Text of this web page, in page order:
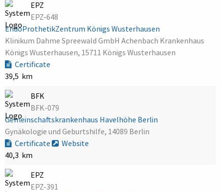
EPZ
EPZ-648
EndoProthetikZentrum Königs Wusterhausen
Klinikum Dahme Spreewald GmbH Achenbach Krankenhaus
Königs Wusterhausen, 15711 Königs Wusterhausen
Certificate
39,5 km
BFK
BFK-079
Gemeinschaftskrankenhaus Havelhöhe Berlin
Gynäkologie und Geburtshilfe, 14089 Berlin
Certificate
Website
40,3 km
EPZ
EPZ-391